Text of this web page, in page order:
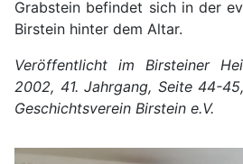
Grabstein befindet sich in der
Birstein hinter dem Altar.
Veröffentlicht im Birsteiner
2002, 41. Jahrgang, Seite 44-
Geschichtsverein Birstein e.V.